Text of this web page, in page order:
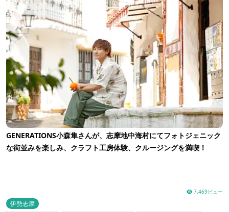
GENERATIONS小森隼さんが、志摩地中海村にてフォトジェニック
な街並みを楽しみ、クラフト工房体験、クルージングを満喫！
7,469ビュー
伊勢志摩